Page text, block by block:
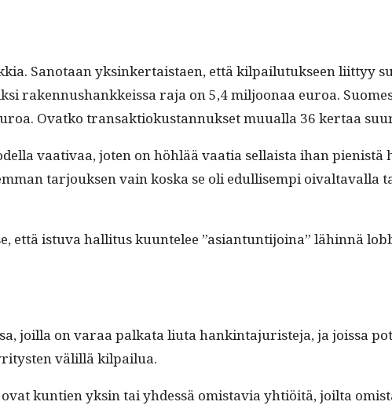
San­o­taan yksinker­tais­taen, että kil­pailu­tuk­seen liit­tyy
raken­nushankkeis­sa raja on 5,4 miljoon­aa euroa.
Ovatko transak­tiokus­tan­nuk­set muual­la 36 ker­taa
vaa­ti­vaa, joten on höh­lää vaa­tia sel­l­aista ihan
tar­jouk­sen vain kos­ka se oli edullisem­pi
että istu­va hal­li­tus kuun­telee ”asiantun­ti­joina” lähin­nä
joil­la on varaa palkata liu­ta han­k­in­ta­juris­te­ja, ja jois­sa
välil­lä kilpailua.
kun­tien yksin tai yhdessä omis­tavia yhtiöitä, joil­ta